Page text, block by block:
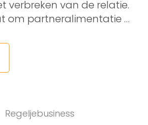
verbreken van de relatie.
om partneralimentatie …
Regeljebusiness